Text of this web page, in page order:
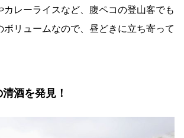
カレーライスなど、腹ペコの登山客でも
ボリュームなので、昼どきに立ち寄って
酒を発見！